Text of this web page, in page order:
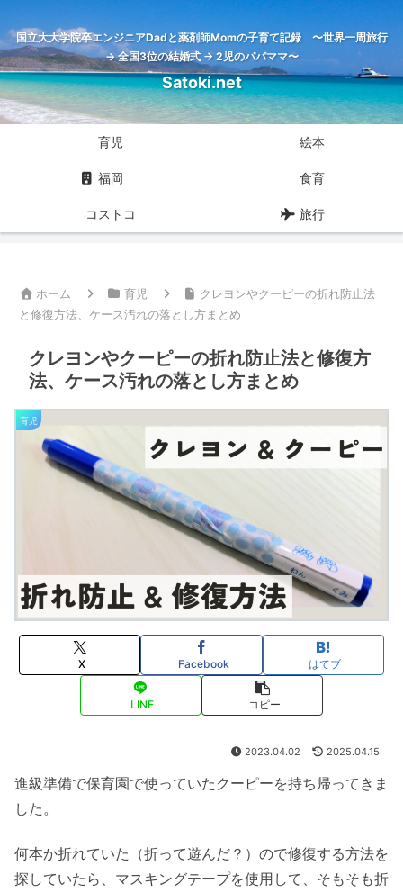
国立大大学院卒エンジニアDadと薬剤師Momの子育て記録 〜世界一周旅行
→ 全国3位の結婚式 → 2児のパパママ〜
Satoki.net
育児 絵本
福岡 食育
コストコ 旅行
ホーム 育児
クレヨンやクーピーの折れ防止法
と修復方法、ケース汚れの落とし方まとめ
クレヨンやクーピーの折れ防止法と修復方
法、ケース汚れの落とし方まとめ
育児
X Facebook はてブ
LINE コピー
2023.04.02 2025.04.15
進級準備で保育園で使っていたクーピーを持ち帰ってきま
した。
何本か折れていた（折って遊んだ？）ので修復する方法を
探していたら、マスキングテープを使用して、そもそも折